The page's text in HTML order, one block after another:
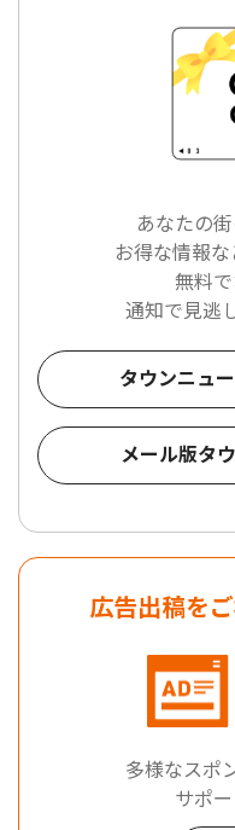
あなたの
お得な情報
無料で
通知で見逃
タウンニュ
メール版タ
広告出稿を
多様なスポ
サポー